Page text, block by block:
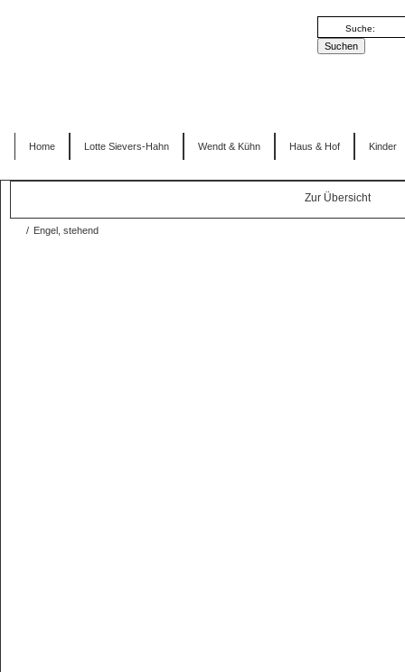
Home Lotte Sievers-Hahn Wendt & Kühn Haus & Hof Kinder
Zur Übersicht
/ Engel, stehend